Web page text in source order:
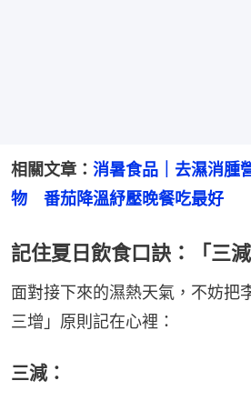
相關文章： 消暑食品｜去濕消腫
物　番茄降溫紓壓晚餐吃最好
記住夏日飲食口訣：「三減
面對接下來的濕熱天氣，不妨把
三增」原則記在心裡：
三減：